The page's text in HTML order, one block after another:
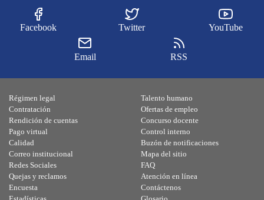
Facebook Twitter YouTube
Email RSS
Régimen legal
Contratación
Rendición de cuentas
Pago virtual
Calidad
Talento humano
Ofertas de empleo
Concurso docente
Control interno
Buzón de notificaciones
Correo institucional
Redes Sociales
Quejas y reclamos
Encuesta
Mapa del sitio
FAQ
Atención en línea
Contáctenos